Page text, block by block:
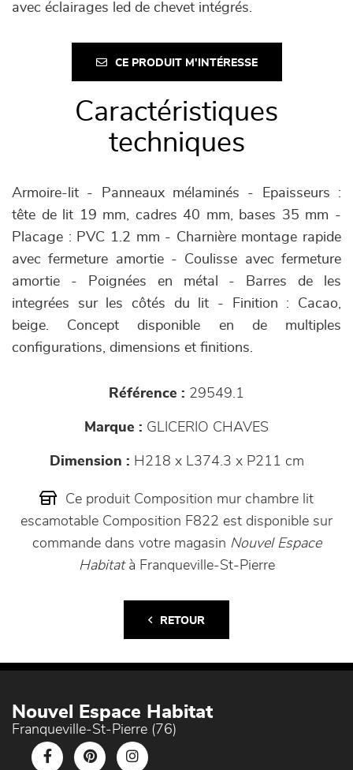
avec éclairages led de chevet intégrés.
CE PRODUIT M'INTÉRESSE
Caractéristiques
techniques
Armoire-lit - Panneaux mélaminés - Epaisseurs :
tête de lit 19 mm, cadres 40 mm, bases 35 mm -
Placage : PVC 1.2 mm - Charnière montage rapide
avec fermeture amortie - Coulisse avec fermeture
amortie - Poignées en métal - Barres de les
integrées sur les côtés du lit - Finition : Cacao,
beige. Concept disponible en de multiples
configurations, dimensions et finitions.
Référence : 29549.1
Marque : GLICERIO CHAVES
Dimension : H218 x L374.3 x P211 cm
Ce produit Composition mur chambre lit
escamotable Composition F822 est disponible sur
commande dans votre magasin Nouvel Espace
Habitatà Franqueville-St-Pierre
RETOUR
Nouvel Espace Habitat
Franqueville-St-Pierre (76)